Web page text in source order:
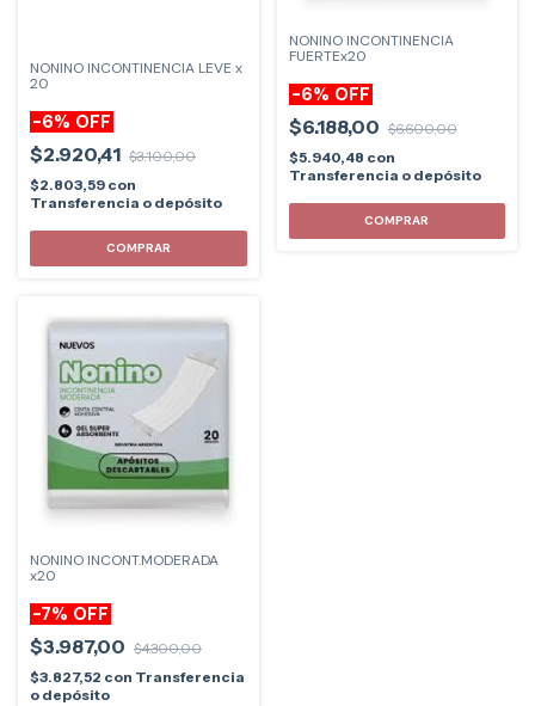
NONINO INCONTINENCIA LEVE x
20
-6% OFF
$2.920,41 $3.100,00
$2.803,59 con
Transferencia o depósito
NONINO INCONTINENCIA
FUERTEx20
-6% OFF
$6.188,00 $6.600,00
$5.940,48 con
Transferencia o depósito
NONINO INCONT.MODERADA
x20
-7% OFF
$3.987,00 $4.300,00
$3.827,52 con Transferencia
o depósito